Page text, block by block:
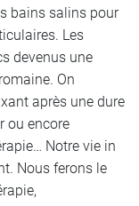
bains salins pour
Les
devenus une
On
après une dure
ou encore
Notre vie in
Nous ferons le